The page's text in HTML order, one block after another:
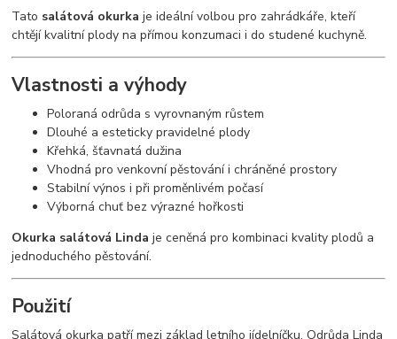
Tato salátová okurka je ideální volbou pro zahrádkáře, kteří
chtějí kvalitní plody na přímou konzumaci i do studené kuchyně.
Vlastnosti a výhody
Poloraná odrůda s vyrovnaným růstem
Dlouhé a esteticky pravidelné plody
Křehká, šťavnatá dužina
Vhodná pro venkovní pěstování i chráněné prostory
Stabilní výnos i při proměnlivém počasí
Výborná chuť bez výrazné hořkosti
Okurka salátová Linda je ceněná pro kombinaci kvality plodů a
jednoduchého pěstování.
Použití
Salátová okurka patří mezi základ letního jídelníčku. Odrůda Linda